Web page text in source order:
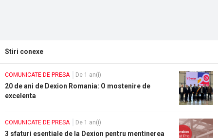
Stiri conexe
COMUNICATE DE PRESA De 1 an(i)
20 de ani de Dexion Romania: O mostenire de
excelenta
COMUNICATE DE PRESA De 1 an(i)
3 sfaturi esentiale de la Dexion pentru mentinerea